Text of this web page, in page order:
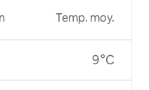
Temp. moy.
9 °C